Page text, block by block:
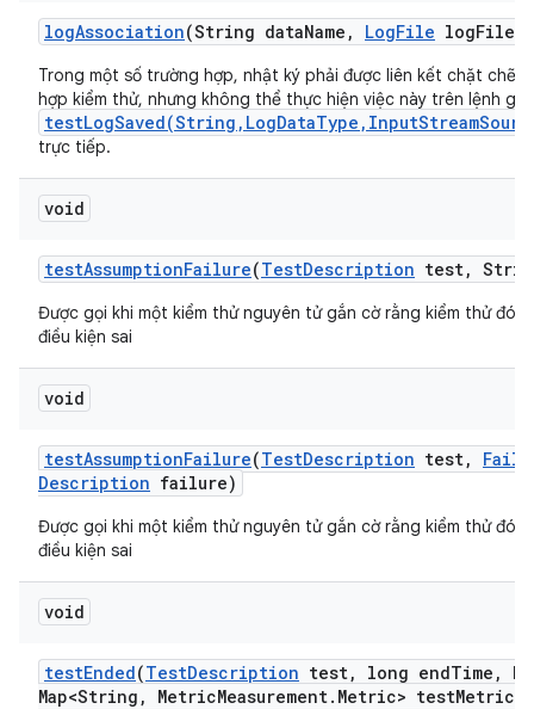
logAssociation(String dataName , LogFile logFile)
Trong một số trường hợp, nhật ký phải được liên kết chặt chẽ
hợp kiểm thử, nhưng không thể thực hiện việc này trên lệnh gọi
trực tiếp.
void
testAssumptionFailure(TestDescription test,
Được gọi khi một kiểm thử nguyên tử gắn cờ rằng kiểm thử đó
điều kiện sai
void
testAssumptionFailure(TestDescription test,
Description failure)
Được gọi khi một kiểm thử nguyên tử gắn cờ rằng kiểm thử đó
điều kiện sai
void
testEnded(TestDescription test, long endTime ,
Map<String , MetricMeasurement. Metric> testMetrics)